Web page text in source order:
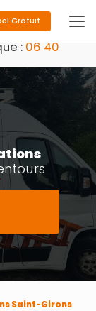
: 06 40
Gratuit
Saint-Girons